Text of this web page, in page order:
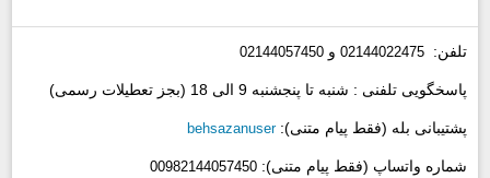
تلفن:02144022475 و02144057450
پاسخگویی تلفنی : شنبه تا پنجشنبه 9 الی 18 (بجز تعطیلات رسمی)
پشتیبانی بله (فقط پیام متنی):behsazanuser
شماره واتساپ (فقط پیام متنی):00982144057450